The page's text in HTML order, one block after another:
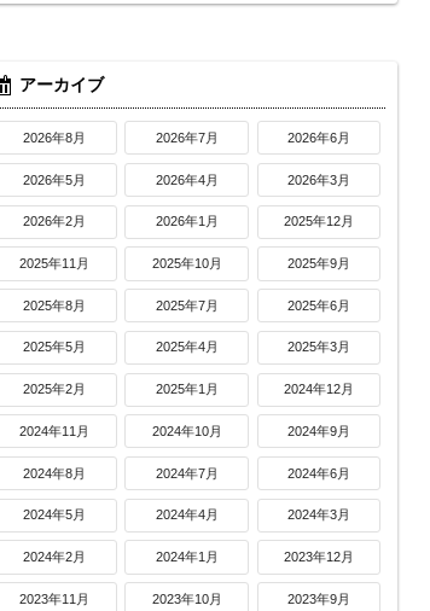
アーカイブ
2026年8月 2026年7月 2026年6月
2026年5月 2026年4月 2026年3月
2026年2月 2026年1月 2025年12月
2025年11月 2025年10月 2025年9月
2025年8月 2025年7月 2025年6月
2025年5月 2025年4月 2025年3月
2025年2月 2025年1月 2024年12月
2024年11月 2024年10月 2024年9月
2024年8月 2024年7月 2024年6月
2024年5月 2024年4月 2024年3月
2024年2月 2024年1月 2023年12月
2023年11月 2023年10月 2023年9月